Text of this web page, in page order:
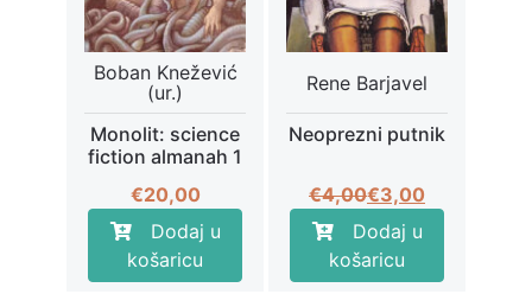
Boban Knežević
(ur.)
Monolit: science
fiction almanah 1
€20,00
Dodaj u
košaricu
Rene Barjavel
Neoprezni putnik
€4,00Izvorna
cijena
bila
je:
€3,00
Trenutna
cijena
je:
€3,00.
Dodaj u
košaricu